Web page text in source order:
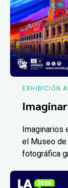
EXHIBICIÓN
Imaginarios
el Museo de
fotográfica